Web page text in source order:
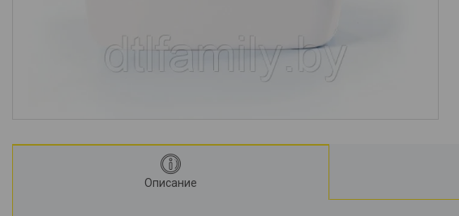
Описание